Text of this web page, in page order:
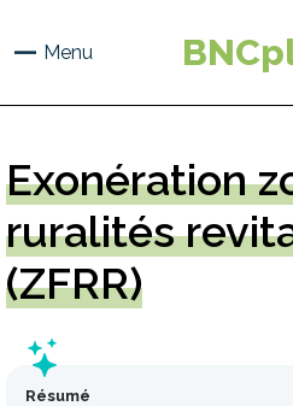
principal
Menu
Exonération
ruralités
(ZFRR)
Résumé